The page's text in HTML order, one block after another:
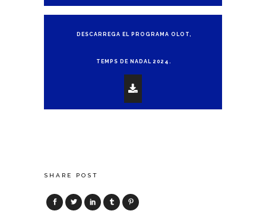
DESCARREGA EL PROGRAMA OLOT,
TEMPS DE NADAL 2024.
SHARE POST